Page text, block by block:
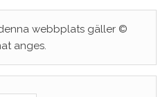
webbplats gäller ©
anges.